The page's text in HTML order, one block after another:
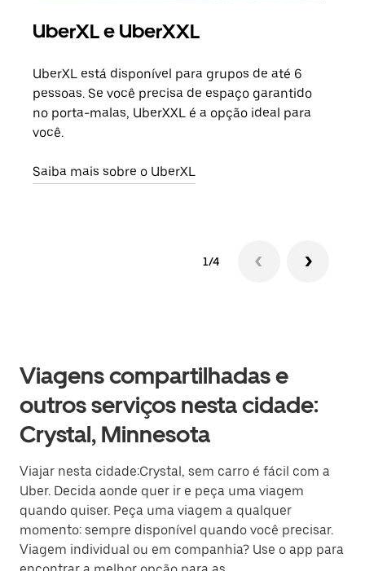
UberXL e UberXXL
UberXL está disponível para grupos de até 6
pessoas. Se você precisa de espaço garantido
no porta-malas, UberXXL é a opção ideal para
você.
Saiba mais sobre o UberXL
1/4
Viagens compartilhadas e
outros serviços nesta cidade:
Crystal, Minnesota
Viajar nesta cidade:Crystal, sem carro é fácil com a
Uber. Decida aonde quer ir e peça uma viagem
quando quiser. Peça uma viagem a qualquer
momento: sempre disponível quando você precisar.
Viagem individual ou em companhia? Use o app para